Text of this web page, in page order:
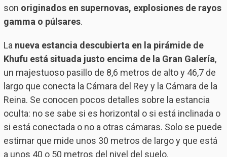
son originados en supernovas, explosiones de rayos
gamma o púlsares.
La nueva estancia descubierta en la pirámide de
Khufu está situada justo encima de la Gran Galería,
un majestuoso pasillo de 8,6 metros de alto y 46,7 de
largo que conecta la Cámara del Rey y la Cámara de la
Reina. Se conocen pocos detalles sobre la estancia
oculta: no se sabe si es horizontal o si está inclinada o
si está conectada o no a otras cámaras. Solo se puede
estimar que mide unos 30 metros de largo y que está
a unos 40 o 50 metros del nivel del suelo.